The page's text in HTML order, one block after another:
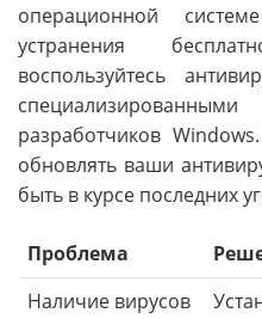
операционной
устранения
воспользуйтесь
разработчиков
обновлять ваши
быть в курсе последних
Проблема
Наличие вирусов